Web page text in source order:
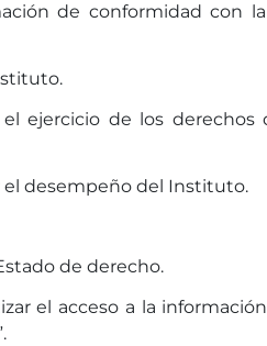
de conformidad con
ejercicio de los derechos
el desempeño del Instituto.
de derecho.
el acceso a la